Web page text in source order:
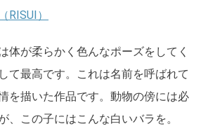
RISUI）
体が柔らかく色んなポーズをしてく
て最高です。これは名前を呼ばれて
を描いた作品です。動物の傍には必
、この子にはこんな白いバラを。